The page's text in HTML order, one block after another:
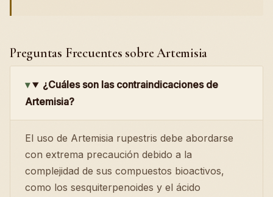
Preguntas Frecuentes sobre Artemisia
¿Cuáles son las contraindicaciones de
Artemisia?
El uso de Artemisia rupestris debe abordarse
con extrema precaución debido a la
complejidad de sus compuestos bioactivos,
como los sesquiterpenoides y el ácido